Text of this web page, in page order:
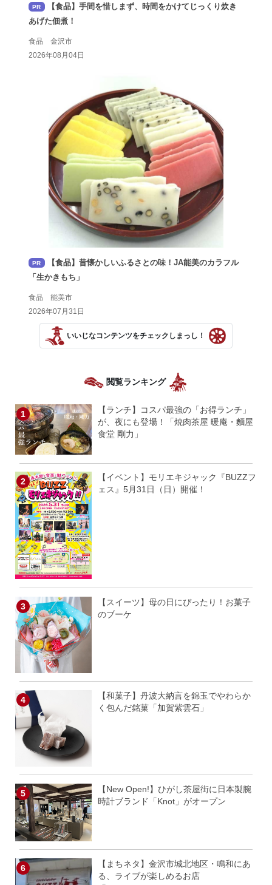
PR
【食品】手間を惜しまず、時間をかけてじっくり炊き
あげた佃煮！
食品 金沢市
2026年08月04日
PR
【食品】昔懐かしいふるさとの味！JA能美のカラフル
「生かきもち」
食品 能美市
2026年07月31日
いいじなコンテンツをチェックしまっし！
閲覧ランキング
【ランチ】コスパ最強の「お得ランチ」
が、夜にも登場！「焼肉茶屋 暖庵・麵屋
食堂 剛力」
【イベント】モリエキジャック『BUZZフ
ェス』5月31日（日）開催！
【スイーツ】母の日にぴったり！お菓子
のブーケ
【和菓子】丹波大納言を錦玉でやわらか
く包んだ銘菓「加賀紫雲石」
【New Open!】ひがし茶屋街に日本製腕
時計ブランド「Knot」がオープン
【まちネタ】金沢市城北地区・鳴和にあ
る、ライブが楽しめるお店